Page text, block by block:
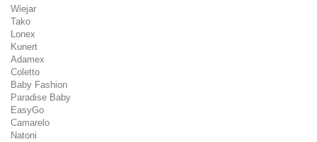
Wiejar
Tako
Lonex
Kunert
Adamex
Coletto
Baby Fashion
Paradise Baby
EasyGo
Camarelo
Natoni